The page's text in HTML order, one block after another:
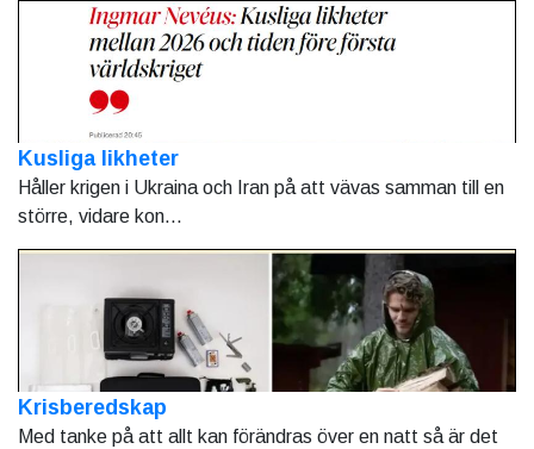
Kusliga likheter
Håller krigen i Ukraina och Iran på att vävas samman till en
större, vidare kon...
Krisberedskap
Med tanke på att allt kan förändras över en natt så är det